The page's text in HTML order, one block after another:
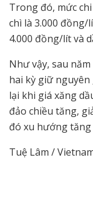
Trong đó, mức
chì là 3.000 đồng/
4.000 đồng/lít và
Như vậy, sau
hai kỳ giữ
lại khi giá xăng
đảo chiều tăng,
đó xu hướng tăng
Tuệ Lâm /